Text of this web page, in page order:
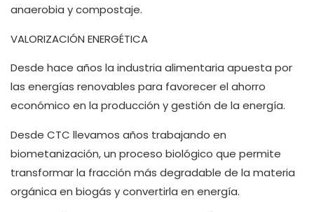
anaerobia y compostaje.
VALORIZACIÓN ENERGÉTICA
Desde hace años la industria alimentaria apuesta por
las energías renovables para favorecer el ahorro
económico en la producción y gestión de la energía.
Desde CTC llevamos años trabajando en
biometanización, un proceso biológico que permite
transformar la fracción más degradable de la materia
orgánica en biogás y convertirla en energía.